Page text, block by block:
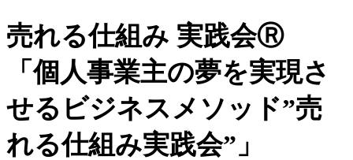
売れる仕組み 実践会Ⓡ
「個人事業主の夢を実現さ
せるビジネスメソッド”売
れる仕組み実践会”」